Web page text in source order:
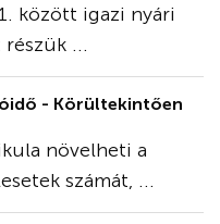
között igazi nyári
...
- Körültekintően
növelheti a
számát, ...